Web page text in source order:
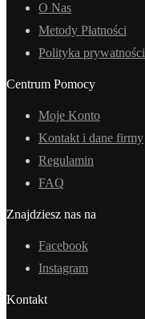
O Nas
Metody Płatności
Polityka prywatności
Centrum Pomocy
Moje Konto
Kontakt i dane firmy
Regulamin
FAQ
Znajdziesz nas na
Facebook
Instagram
Kontakt